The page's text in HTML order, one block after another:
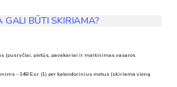
GALI BŪTI SKIRIAMA?
(pusryčiai, pietūs, pavakariai ir maitinimas vasaros
– 148 Eur (1) per kalendorinius metus (skiriama vieną